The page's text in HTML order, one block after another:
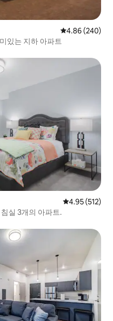
평점 4.86점(5
4.86 (240)
있는 지하 아파트
평점 4.95점(5
4.95 (512)
실 3개의 아파트.